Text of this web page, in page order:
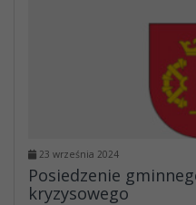
23 września 2024
Posiedzenie
kryzysowego